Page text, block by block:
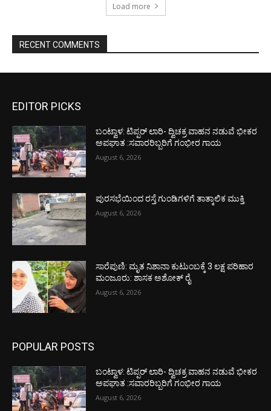
Load more
RECENT COMMENTS
EDITOR PICKS
ಬಂಟ್ವಾಳ: ಟಿಪ್ಪರ್ ಲಾರಿ- ದ್ವಿಚಕ್ರ ವಾಹನ ನಡುವೆ ಭೀಕರ
ಅಪಘಾತ :ಸವಾರರಿಬ್ಬರಿಗೆ ಗಂಭೀರ ಗಾಯ
August 6, 2026
ಪುರಸಭೆಯಿಂದ ರಸ್ತೆ ಗುಂಡಿಗಳಿಗೆ ತಾತ್ಕಾಲಿಕ ಮುಕ್ತಿ
August 6, 2026
ಸಾರೆಪುಣಿ: ಮೃತ ನಿಶಾನಾ ಕುಟುಂಬಕ್ಕೆ 3 ಲಕ್ಷ ಪರಿಹಾರ
ಮಂಜೂರು: ಶಾಸಕ ಅಶೋಕ್ ರೈ
August 6, 2026
POPULAR POSTS
ಬಂಟ್ವಾಳ: ಟಿಪ್ಪರ್ ಲಾರಿ- ದ್ವಿಚಕ್ರ ವಾಹನ ನಡುವೆ ಭೀಕರ
ಅಪಘಾತ :ಸವಾರರಿಬ್ಬರಿಗೆ ಗಂಭೀರ ಗಾಯ
August 6, 2026